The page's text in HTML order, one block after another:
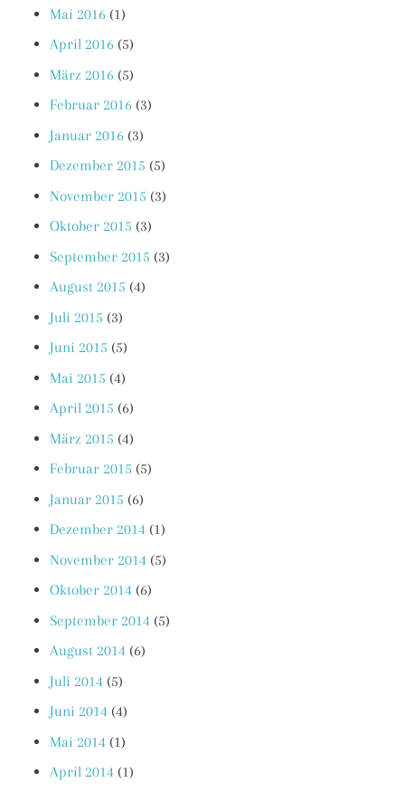
Mai 2016 (1)
April 2016 (5)
März 2016 (5)
Februar 2016 (3)
Januar 2016 (3)
Dezember 2015 (5)
November 2015 (3)
Oktober 2015 (3)
September 2015 (3)
August 2015 (4)
Juli 2015 (3)
Juni 2015 (5)
Mai 2015 (4)
April 2015 (6)
März 2015 (4)
Februar 2015 (5)
Januar 2015 (6)
Dezember 2014 (1)
November 2014 (5)
Oktober 2014 (6)
September 2014 (5)
August 2014 (6)
Juli 2014 (5)
Juni 2014 (4)
Mai 2014 (1)
April 2014 (1)